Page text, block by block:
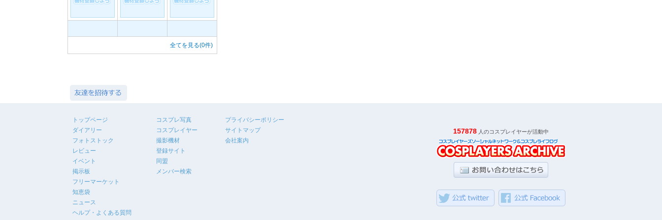
全てを見る(0件)
トップページ
ダイアリー
フォトストック
レビュー
イベント
掲示板
フリーマーケット
知恵袋
ニュース
ヘルプ・よくある質問
コスプレ写真
コスプレイヤー
撮影機材
登録サイト
同盟
メンバー検索
プライバシーポリシー
サイトマップ
会社案内
157878 人のコスプレイヤーが活動中